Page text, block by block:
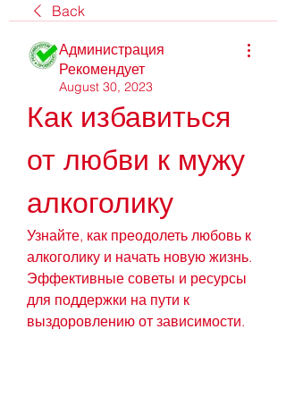
Back
Администрация
Рекомендует
August 30, 2023
Как избавиться
от любви к мужу
алкоголику
Узнайте, как преодолеть любовь к
алкоголику и начать новую жизнь.
Эффективные советы и ресурсы
для поддержки на пути к
выздоровлению от зависимости.